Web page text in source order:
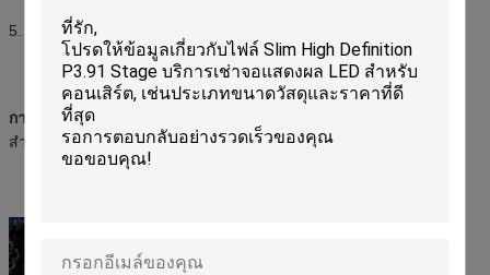
5. การทดสอบ QC อย่างเข้มงวดในระหว่างกระบวนการผลิตทั้งหมด
การประยุกต์ใช้จอแสดงผล LED Digital Stadium
สำคัญๆ ทุกประเภท จัดที่สนามกีฬา เผชิญหน้า ผู้ชมจำนวนมาก